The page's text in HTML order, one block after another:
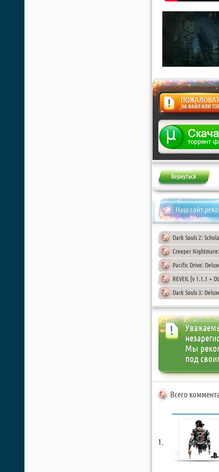
Жалоба
Наш сайт
Dark Souls 2:
Creeper
Pacific Drive:
REVEIL [v 1.1.1 +
Dark Souls 3:
Мы
под
Всего